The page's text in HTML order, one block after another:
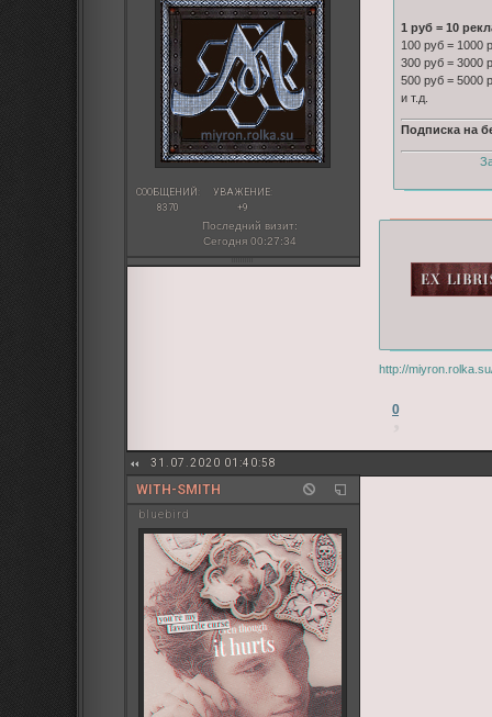
СООБЩЕНИЙ:
8370
УВАЖЕНИЕ:
+9
Последний визит:
Сегодня 00:27:34
1 руб = 10
100 руб = 1000
300 руб = 3000
500 руб = 5000
и т.д.
Подписка на
http://
0
31.07.2020 01:40:58
WITH-SMITH
bluebird